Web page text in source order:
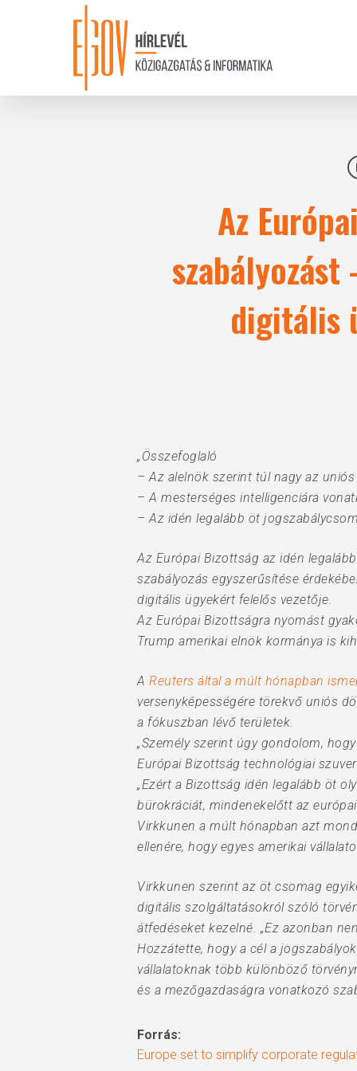
Az
digitális
„Összefoglaló
– Az alelnök szerint túl nagy az
– A mesterséges intelligenciára
– Az idén legalább öt
Az Európai Bizottság az idén
szabályozás egyszerűsítése
digitális ügyekért felelős vezetője.
Az Európai Bizottságra nyomást
Trump amerikai elnök kormánya is
A Reuters által a múlt hónapban
versenyképességére törekvő uniós
a fókuszban lévő területek.
„Személy szerint úgy gondolom,
Európai Bizottság technológiai
„Ezért a Bizottság idén legalább öt
bürokráciát, mindenekelőtt az
Virkkunen a múlt hónapban azt
ellenére, hogy egyes amerikai
Virkkunen szerint az öt csomag
digitális szolgáltatásokról szóló
átfedéseket kezelné. „Ez azonban
Hozzátette, hogy a cél a
vállalatoknak több különböző
és a mezőgazdaságra vonatkozó
Forrás:
Europe set to simplify corporate